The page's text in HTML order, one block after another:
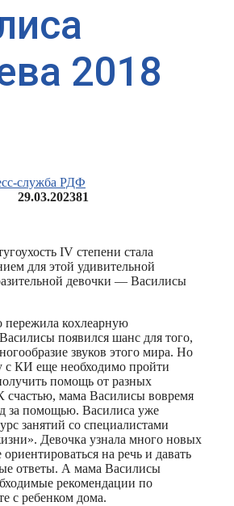
2018
служба РДФ
29.03.202381
IV степени стала
для этой удивительной
девочки — Василисы
кохлеарную
появился шанс для того,
звуков этого мира. Но
с КИ еще необходимо пройти
помощь от разных
счастью, мама Василисы вовремя
за помощью. Василиса уже
занятий со специалистами
Девочка узнала много новых
на речь и давать
ответы. А мама Василисы
рекомендации по
с ребенком дома.